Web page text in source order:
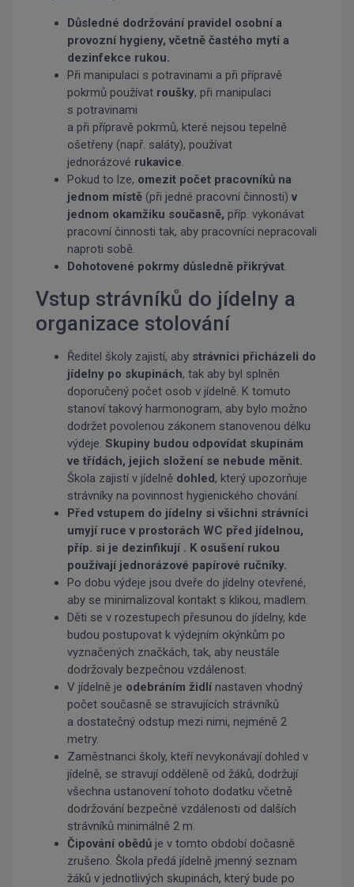
Důsledné dodržování pravidel osobní a
provozní hygieny, včetně častého mytí a
dezinfekce rukou.
Při manipulaci s potravinami a při přípravě
pokrmů používat roušky, při manipulaci
s potravinami
a při přípravě pokrmů, které nejsou tepelně
ošetřeny (např. saláty), používat
jednorázové rukavice.
Pokud to lze, omezit počet pracovníků na
jednom místě (při jedné pracovní činnosti) v
jednom okamžiku současně, příp. vykonávat
pracovní činnosti tak, aby pracovníci nepracovali
naproti sobě.
Dohotovené pokrmy důsledně přikrývat.
Vstup strávníků do jídelny a
organizace stolování
Ředitel školy zajistí, aby strávníci přicházeli do
jídelny po skupinách, tak aby byl splněn
doporučený počet osob v jídelně. K tomuto
stanoví takový harmonogram, aby bylo možno
dodržet povolenou zákonem stanovenou délku
výdeje. Skupiny budou odpovídat skupinám
ve třídách, jejich složení se nebude měnit.
Škola zajistí v jídelně dohled, který upozorňuje
strávníky na povinnost hygienického chování.
Před vstupem do jídelny si všichni strávníci
umyjí ruce v prostorách WC před jídelnou,
příp. si je dezinfikují . K osušení rukou
používají jednorázové papírové ručníky.
Po dobu výdeje jsou dveře do jídelny otevřené,
aby se minimalizoval kontakt s klikou, madlem.
Děti se v rozestupech přesunou do jídelny, kde
budou postupovat k výdejním okýnkům po
vyznačených značkách, tak, aby neustále
dodržovaly bezpečnou vzdálenost.
V jídelně je odebráním židlí nastaven vhodný
počet současně se stravujících strávníků
a dostatečný odstup mezi nimi, nejméně 2
metry.
Zaměstnanci školy, kteří nevykonávají dohled v
jídelně, se stravují odděleně od žáků, dodržují
všechna ustanovení tohoto dodatku včetně
dodržování bezpečné vzdálenosti od dalších
strávníků minimálně 2 m.
Čipování obědů je v tomto období dočasně
zrušeno. Škola předá jídelně jmenný seznam
žáků v jednotlivých skupinách, který bude po